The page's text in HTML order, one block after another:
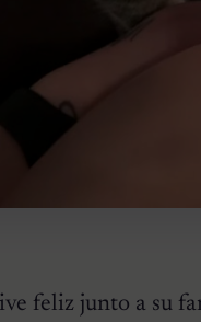
feliz junto a su